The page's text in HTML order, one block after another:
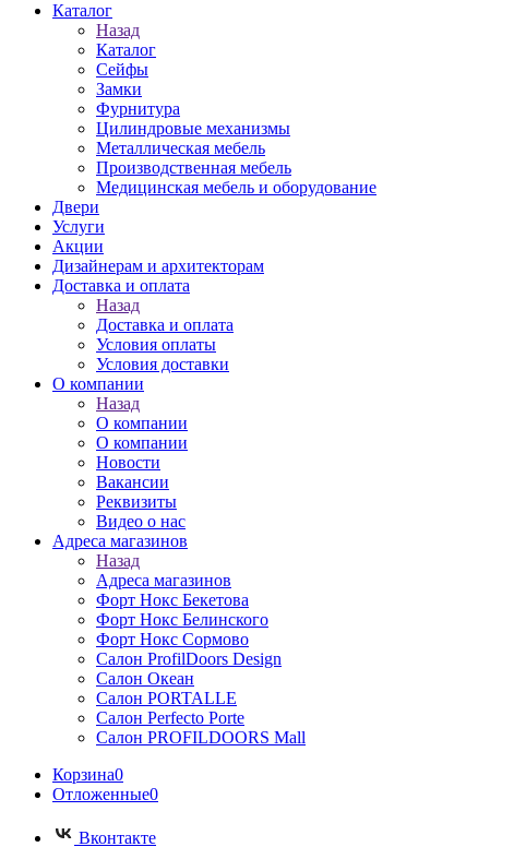
Каталог
Назад
Каталог
Сейфы
Замки
Фурнитура
Цилиндровые механизмы
Металлическая мебель
Производственная мебель
Медицинская мебель и оборудование
Двери
Услуги
Акции
Дизайнерам и архитекторам
Доставка и оплата
Назад
Доставка и оплата
Условия оплаты
Условия доставки
О компании
Назад
О компании
О компании
Новости
Вакансии
Реквизиты
Видео о нас
Адреса магазинов
Назад
Адреса магазинов
Форт Нокс Бекетова
Форт Нокс Белинского
Форт Нокс Сормово
Салон ProfilDoors Design
Салон Океан
Салон PORTALLE
Салон Perfecto Portе
Салон PROFILDOORS Mall
Корзина0
Отложенные0
Вконтакте